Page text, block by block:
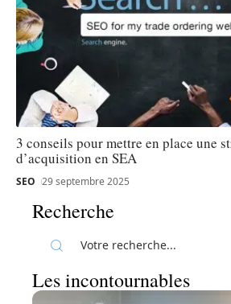
3 conseils pour mettre en place une
d’acquisition en SEA
SEO 29 septembre 2025
Recherche
Les incontournables